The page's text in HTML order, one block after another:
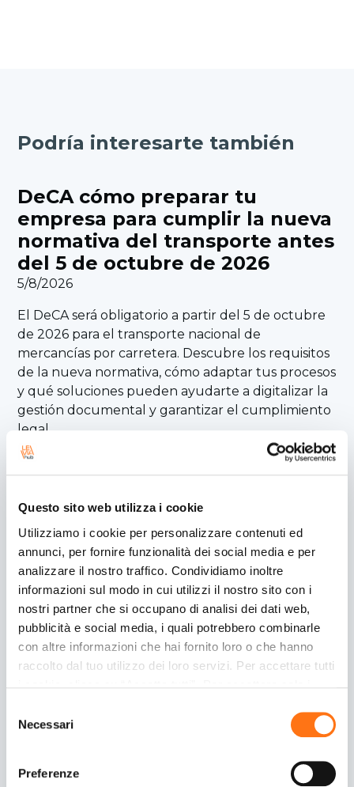
Questo sito web utilizza i cookie
Utilizziamo i cookie per personalizzare contenuti ed
annunci, per fornire funzionalità dei social media e per
analizzare il nostro traffico. Condividiamo inoltre
informazioni sul modo in cui utilizzi il nostro sito con i
nostri partner che si occupano di analisi dei dati web,
pubblicità e social media, i quali potrebbero combinarle
con altre informazioni che hai fornito loro o che hanno
raccolto dal tuo utilizzo dei loro servizi. Per accettare tutti
impostare, in modo granulare, le tue preferenze,
consenso e clicca su “Accetta selezionati”. Cliccando sul
tasto “Rifiuta” chiudi il pannello per continuare senza
delNecessari
Preferenze
Podría interesarte también
DeCA cómo preparar tu
empresa para cumplir la nueva
normativa del transporte antes
del 5 de octubre de 2026
5/8/2026
El DeCA será obligatorio a partir del 5 de octubre
de 2026 para el transporte nacional de
mercancías por carretera. Descubre los requisitos
de la nueva normativa, cómo adaptar tus procesos
y qué soluciones pueden ayudarte a digitalizar la
gestión documental y garantizar el cumplimiento
legal.
Descubre más
Leviahub obtiene las
certificaciones ISO/IEC 27001,
ISO/IEC 27017 e ISO/IEC 27018
4/8/2026
Leviahub ha obtenido las certificaciones ISO/IEC
27001, ISO/IEC 27017 e ISO/IEC 27018, los
principales estándares internacionales para la
Descubre más